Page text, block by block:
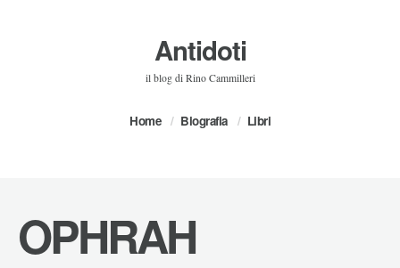
Antidoti
il blog di Rino Cammilleri
Home Biografia Libri
OPHRAH